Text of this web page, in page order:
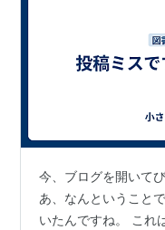
今、ブログを開いて
あ、なんということ
いたんですね。 これ